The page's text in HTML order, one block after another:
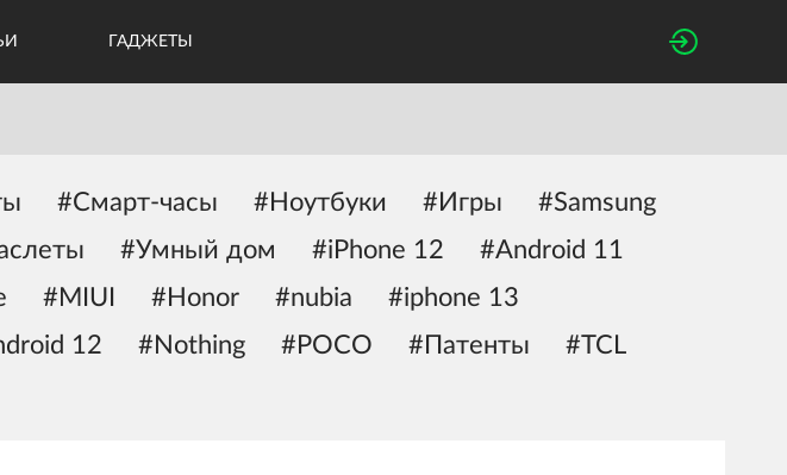
ГАДЖЕТЫ
#Смарт-часы #Ноутбуки #Игры
#Samsung
#Умный дом #iPhone 12
#Android 11
#MIUI #Honor #nubia
#iphone 13
12 #Nothing #POCO #Патенты
#TCL